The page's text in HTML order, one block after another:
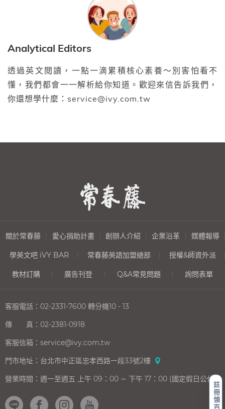
註
冊
領
百
Analytical Editors
透過英文閱讀，一點一滴累積核心素養～別害怕看不
懂，我們都會一一解析給你知道。歡迎來信告訴我們，
你還想學什麼：service@ivy.com.tw
關於常春藤 愛心捐助計畫 創辦人介紹 企業沿革 媒體報導
學英文吧 iVY BAR 常春藤英語加盟總部 授權&師資外派
教材訂購 廣告刊登 Q&A常見問題 詢問表單
客服電話： 02-2331-7600 轉分機10 - 13
傳 真： 02-2381-0918
客服信箱： service@ivy.com.tw
門市地址： 台北市中正區忠孝西路一段33號2樓
營業時間： 週一至週五 上午 09：00 ∼ 下午 17：00 (國定假日公休)